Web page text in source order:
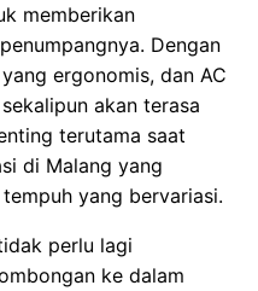
memberikan
Dengan
ergonomis, dan AC
akan terasa
terutama saat
di Malang yang
yang bervariasi.
perlu lagi
ke dalam